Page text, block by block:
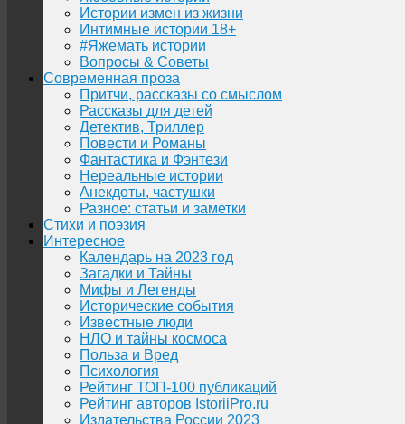
Истории измен из жизни
Интимные истории 18+
#Яжемать истории
Вопросы & Советы
Современная проза
Притчи, рассказы со смыслом
Рассказы для детей
Детектив, Триллер
Повести и Романы
Фантастика и Фэнтези
Нереальные истории
Анекдоты, частушки
Разное: статьи и заметки
Стихи и поэзия
Интересное
Календарь на 2023 год
Загадки и Тайны
Мифы и Легенды
Исторические события
Известные люди
НЛО и тайны космоса
Польза и Вред
Психология
Рейтинг ТОП-100 публикаций
Рейтинг авторов IstoriiPro.ru
Издательства России 2023